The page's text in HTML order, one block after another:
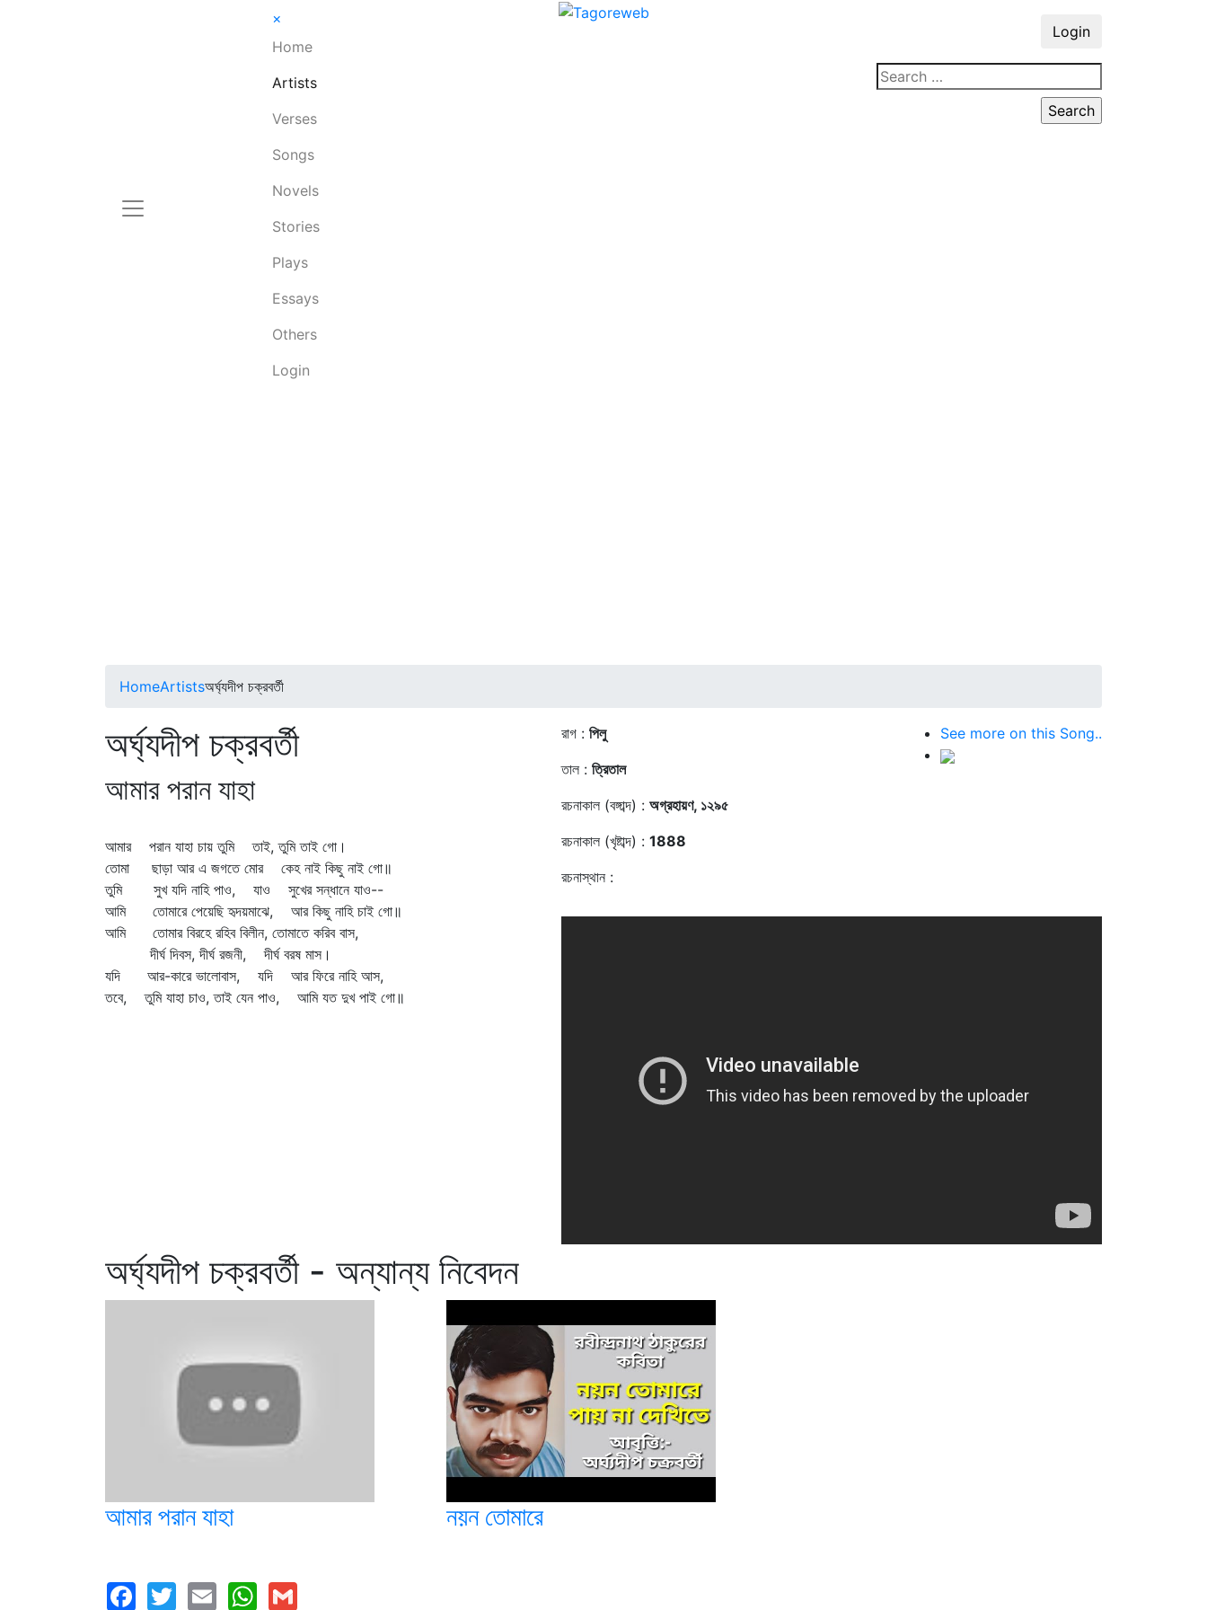
×
Home
Artists
Verses
Songs
Novels
Stories
Plays
Essays
Others
Login
Login
HomeArtistsঅর্ঘ্যদীপ চক্রবর্তী
অর্ঘ্যদীপ চক্রবর্তী
আমার পরান যাহা
আমার পরান যাহা চায় তুমি তাই, তুমি তাই গো।
তোমা ছাড়া আর এ জগতে মোর কেহ নাই কিছু নাই গো॥
তুমি সুখ যদি নাহি পাও, যাও সুখের সন্ধানে যাও--
আমি তোমারে পেয়েছি হৃদয়মাঝে, আর কিছু নাহি চাই গো॥
আমি তোমার বিরহে রহিব বিলীন, তোমাতে করিব বাস,
দীর্ঘ দিবস, দীর্ঘ রজনী, দীর্ঘ বরষ মাস।
যদি আর-কারে ভালোবাস, যদি আর ফিরে নাহি আস,
তবে, তুমি যাহা চাও, তাই যেন পাও, আমি যত দুখ পাই গো॥
রাগ : পিলু
তাল : ত্রিতাল
রচনাকাল (বঙ্গাব্দ) : অগ্রহায়ণ, ১২৯৫
রচনাকাল (খৃষ্টাব্দ) : 1888
রচনাস্থান :
See more on this Song..
অর্ঘ্যদীপ চক্রবর্তী - অন্যান্য নিবেদন
আমার পরান যাহা নয়ন তোমারে